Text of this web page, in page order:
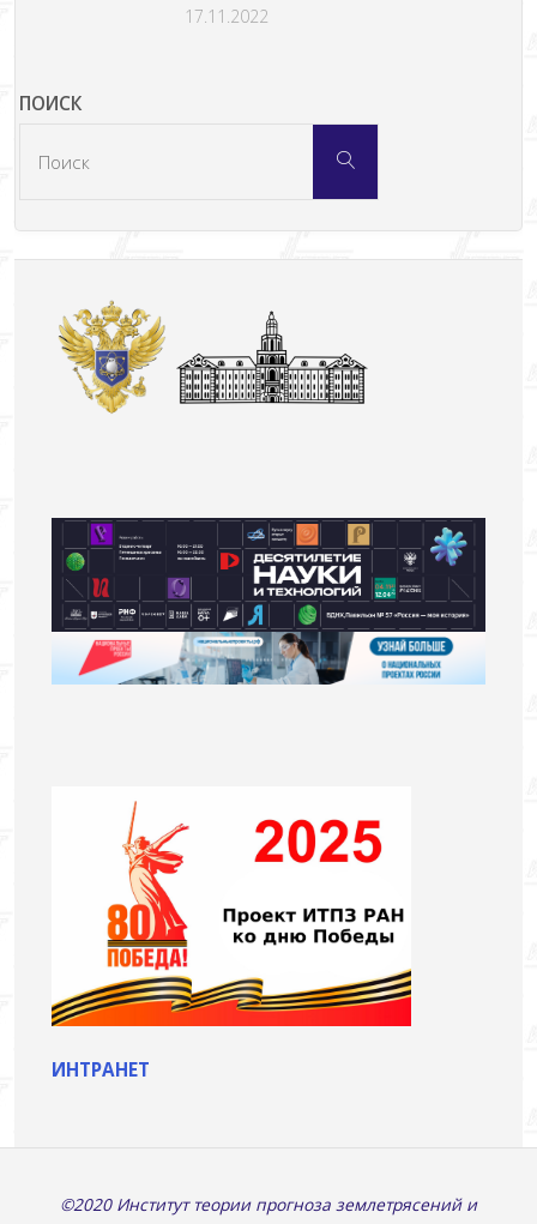
17.11.2022
ПОИСК
Поиск
ИНТРАНЕТ
©2020 Институт теории прогноза землетрясений и